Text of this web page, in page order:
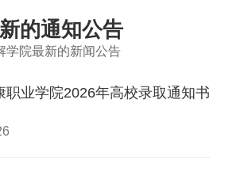
的通知公告
学院最新的新闻公告
职业学院2026年高校录取通知书